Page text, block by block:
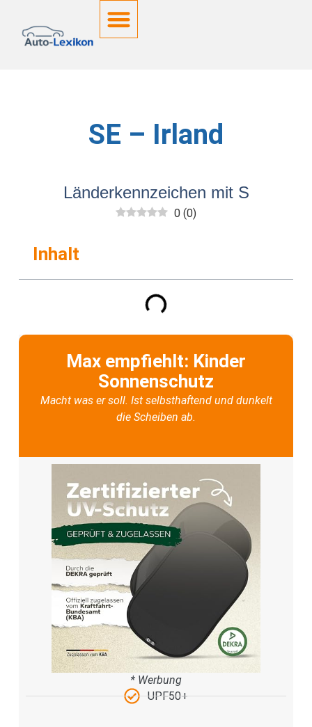
SE – Irland
Länderkennzeichen mit S
0 (0)
Inhalt
Max empfiehlt: Kinder
Sonnenschutz
Macht was er soll. Ist selbsthaftend und dunkelt
die Scheiben ab.
* Werbung
UPF50+